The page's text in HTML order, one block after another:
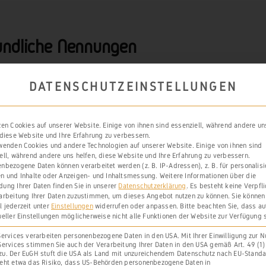
Nennungen
und Ku)nzela, Eheleute von Limburg,
als der Tod und nichts (unsicherer als
Seelenheil und dem ihrer Vorfahren und
Gläubigen folgendes Testament. Sie
unter Lebenden dem St. Petersaltar im
einander folgenden Kaplänen: […];
DATENSCHUTZEINSTELLUNGEN
Cookies auf unserer Website. Einige von ihnen sind essenziell, während andere
Website und Ihre Erfahrung zu verbessern.
Cookies und andere Technologien auf unserer Website. Einige von ihnen sind
während andere uns helfen, diese Website und Ihre Erfahrung zu verbessern.
Daten können verarbeitet werden (z. B. IP-Adressen), z. B. für
und Inhalte oder Anzeigen- und Inhaltsmessung. Weitere Informationen über die
Ihrer Daten finden Sie in unserer Datenschutzerklärung . Es besteht keine
Ihrer Daten zuzustimmen, um dieses Angebot nutzen zu können. Sie
jederzeit unter Einstellungenwiderrufen oder anpassen. Bitte beachten Sie, dass
Einstellungen möglicherweise nicht alle Funktionen der Website zur Verfügung
verarbeiten personenbezogene Daten in den USA. Mit Ihrer Einwilligung zur
stimmen Sie auch der Verarbeitung Ihrer Daten in den USA gemäß Art. 49
zu. Der EuGH stuft die USA als Land mit unzureichendem Datenschutz nach EU-
etwa das Risiko, dass US-Behörden personenbezogene Daten in